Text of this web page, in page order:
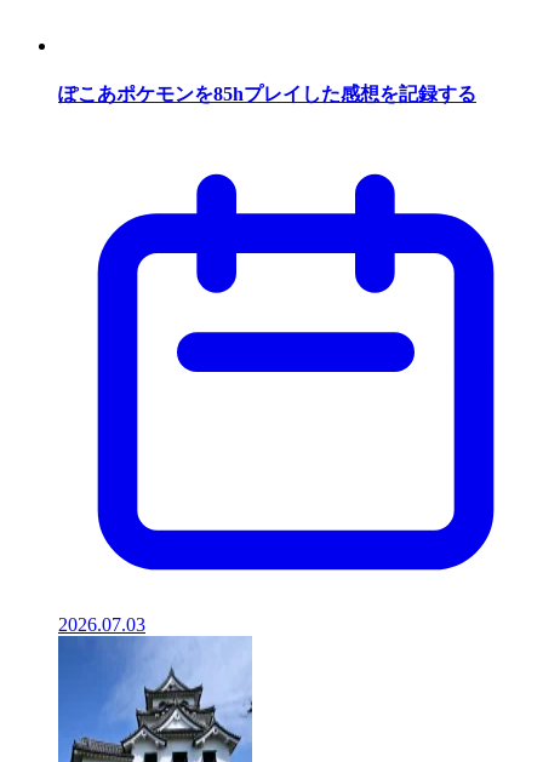
ぽこあポケモンを85hプレイした感想を記録する
2026.07.03